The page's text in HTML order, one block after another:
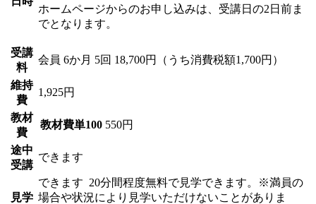
ホームページからのお申し込みは、受講日の2日前ま
でとなります。
受講
料
会員 6か月 5回 18,700円（うち消費税額1,700円）
維持
費
1,925円
教材
費
教材費単100 550円
途中
受講
できます
見学
できます 20分間程度無料で見学できます。※満員の
場合や状況により見学いただけないことがありま